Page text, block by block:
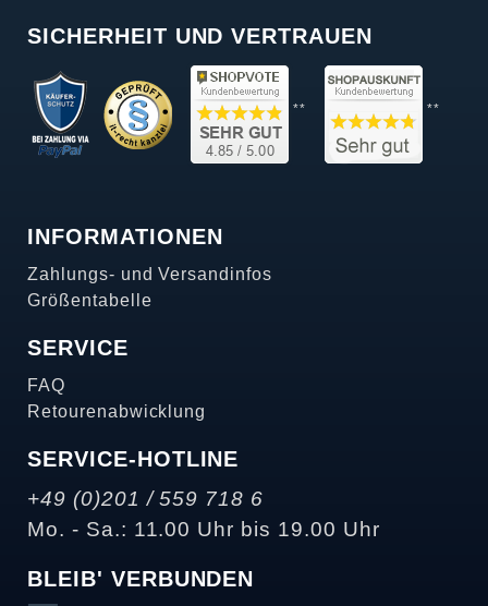
SICHERHEIT UND VERTRAUEN
** **
INFORMATIONEN
Zahlungs- und Versandinfos
Größentabelle
SERVICE
FAQ
Retourenabwicklung
SERVICE-HOTLINE
+49 (0)201 / 559 718 6
Mo. - Sa.: 11.00 Uhr bis 19.00 Uhr
BLEIB' VERBUNDEN